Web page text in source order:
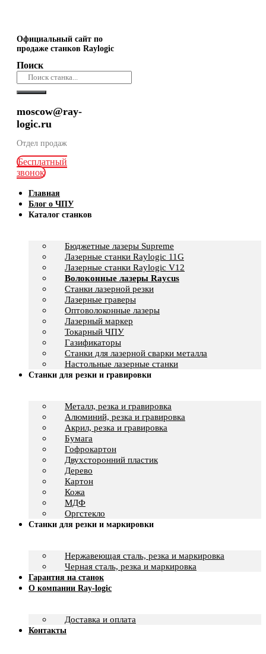
Официальный сайт по
продаже станков Raylogic
Поиск
moscow@ray-
logic.ru
Отдел продаж
Бесплатный
звонок
Главная
Блог о ЧПУ
Каталог станков
Бюджетные лазеры Supreme
Лазерные станки Raylogic 11G
Лазерные станки Raylogic V12
Волоконные лазеры Raycus
Станки лазерной резки
Лазерные граверы
Оптоволоконные лазеры
Лазерный маркер
Токарный ЧПУ
Газификаторы
Cтанки для лазерной сварки металла
Настольные лазерные станки
Станки для резки и гравировки
Металл, резка и гравировка
Алюминий, резка и гравировка
Акрил, резка и гравировка
Бумага
Гофрокартон
Двухсторонний пластик
Дерево
Картон
Кожа
МДФ
Оргстекло
Станки для резки и маркировки
Нержавеющая сталь, резка и маркировка
Черная сталь, резка и маркировка
Гарантия на станок
О компании Ray-logic
Доставка и оплата
Контакты